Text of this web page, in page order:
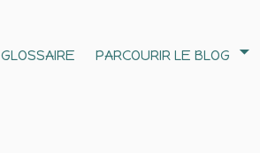
GLOSSAIRE PARCOURIR LE BLOG